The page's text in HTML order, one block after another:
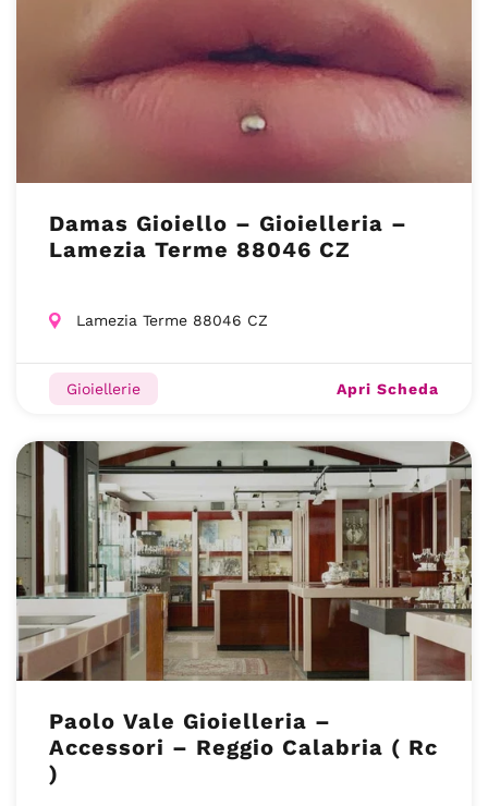
Damas Gioiello – Gioielleria –
Lamezia Terme 88046 CZ
Lamezia Terme 88046 CZ
Gioiellerie Apri Scheda
Paolo Vale Gioielleria –
Accessori – Reggio Calabria ( Rc
)